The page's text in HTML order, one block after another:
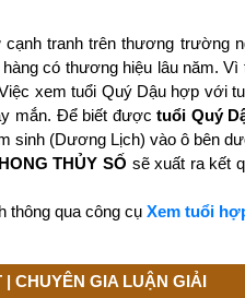
tranh trên thương trường
có thương hiệu lâu năm. Vì
xem tuổi Quý Dậu hợp với
mắn. Để biết đượctuổi Quý
sinh (Dương Lịch) vào ô bên
THỦY SỐ sẽ xuất ra kết
thông qua công cụ Xem tuổi
CHUYÊN GIA LUẬN GIẢI